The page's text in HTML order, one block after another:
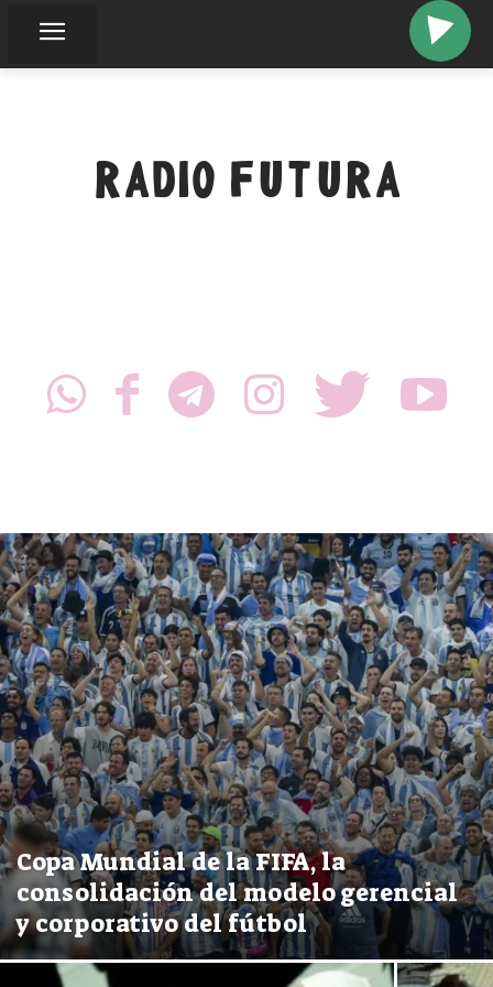
RADIO FUTURA
Copa Mundial de la FIFA, la
consolidación del modelo gerencial
y corporativo del fútbol